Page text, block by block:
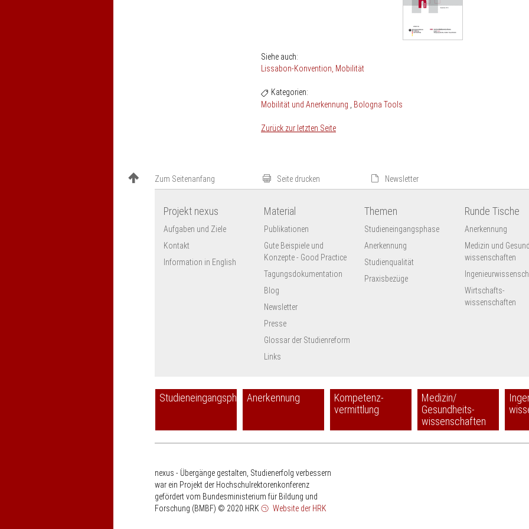
Siehe auch:
Lissabon-Konvention Mobilität
Kategorien:
Mobilität und Anerkennung
Bologna Tools
Zurück zur letzten Seite
Zum Seitenanfang Seite drucken Newsletter
Projekt nexus
Aufgaben und Ziele
Kontakt
Information in English
Material
Publikationen
Gute Beispiele und
Konzepte - Good Practice
Tagungsdokumentation
Blog
Newsletter
Presse
Glossar der Studienreform
Links
Themen
Studieneingangsphase
Anerkennung
Studienqualität
Praxisbezüge
Runde Tische
Anerkennung
Medizin und
wissenschaften
Wirtschafts-
wissenschaften
StudieneingangsphaseAnerkennung
Kompetenz-
vermittlung
Medizin/
Gesundheits-
wissenschaften
nexus - Übergänge gestalten, Studienerfolg verbessern
war ein Projekt der Hochschulrektorenkonferenz
gefördert vom Bundesministerium für Bildung und
Forschung (BMBF) © 2020 HRK Website der HRK